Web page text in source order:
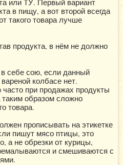
или ТУ. Первый вариант
в пищу, а вот второй всегда
такого товара лучше
продукта, в нём не должно
себе сою, если данный
колбасе нет.
при продажах продукты
таким образом сложно
товара.
прописывать на этикетке
пишут мясо птицы, это
а не обрезки от курицы,
и смешиваются с